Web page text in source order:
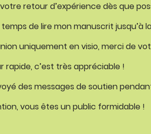
retour d’expérience dès que
de lire mon manuscrit jusqu’à
uniquement en visio, merci de
c’est très appréciable !
des messages de soutien
vous êtes un public formidable !